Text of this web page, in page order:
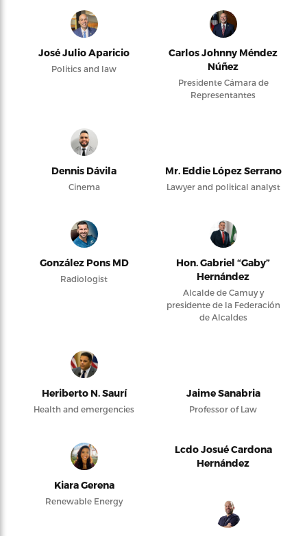
José Julio Aparicio
Politics and law
Carlos Johnny Méndez
Núñez
Presidente Cámara de
Representantes
Dennis Dávila
Cinema
Mr. Eddie López Serrano
Lawyer and political analyst
González Pons MD
Radiologist
Hon. Gabriel “Gaby”
Hernández
Alcalde de Camuy y
presidente de la Federación
de Alcaldes
Heriberto N. Saurí
Health and emergencies
Jaime Sanabria
Professor of Law
Kiara Gerena
Renewable Energy
Lcdo Josué Cardona
Hernández